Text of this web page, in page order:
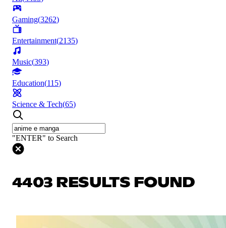
Gaming(3262)
Entertainment(2135)
Music(393)
Education(115)
Science & Tech(65)
"ENTER" to Search
4403 RESULTS FOUND